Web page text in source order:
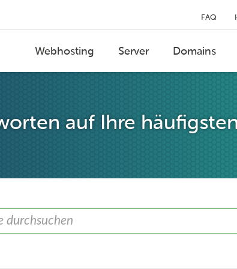
FAQ
Webhosting Server Domains
auf Ihre